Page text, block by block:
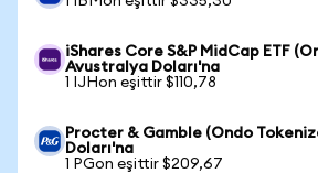
iShares Core S&P MidCap ETF
Avustralya Doları'na
1 IJHon eşittir $110,78
Procter & Gamble (Ondo
Doları'na
1 PGon eşittir $209,67